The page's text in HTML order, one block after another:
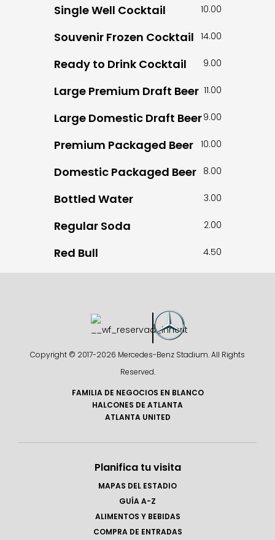
Single Well Cocktail 10.00
Souvenir Frozen Cocktail 14.00
Ready to Drink Cocktail 9.00
Large Premium Draft Beer 11.00
Large Domestic Draft Beer9.00
Premium Packaged Beer 10.00
Domestic Packaged Beer 8.00
Bottled Water 3.00
Regular Soda 2.00
Red Bull 4.50
Copyright © 2017-2026 Mercedes-Benz Stadium. All Rights
Reserved.
FAMILIA DE NEGOCIOS EN BLANCO
HALCONES DE ATLANTA
ATLANTA UNITED
Planifica tu visita
MAPAS DEL ESTADIO
GUÍA A-Z
ALIMENTOS Y BEBIDAS
COMPRA DE ENTRADAS